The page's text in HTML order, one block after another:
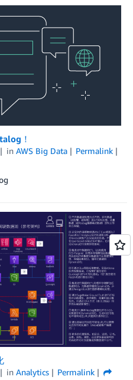
！
in AWS Big Data
Permalink
in Analytics
Permalink